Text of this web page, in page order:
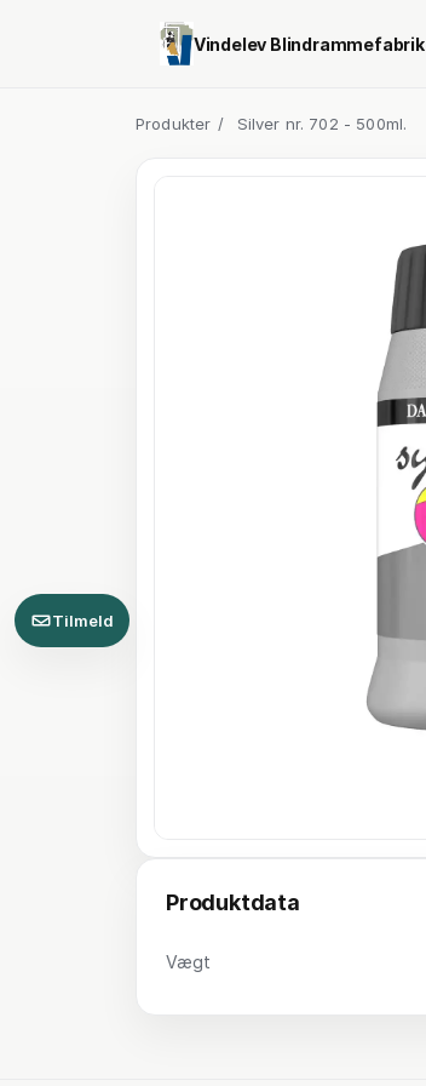
Vindelev Blindrammefabrik
Produkter / Silver nr. 702 - 500ml.
Produktdata
Vægt
Tilmeld